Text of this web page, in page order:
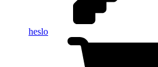
heslo